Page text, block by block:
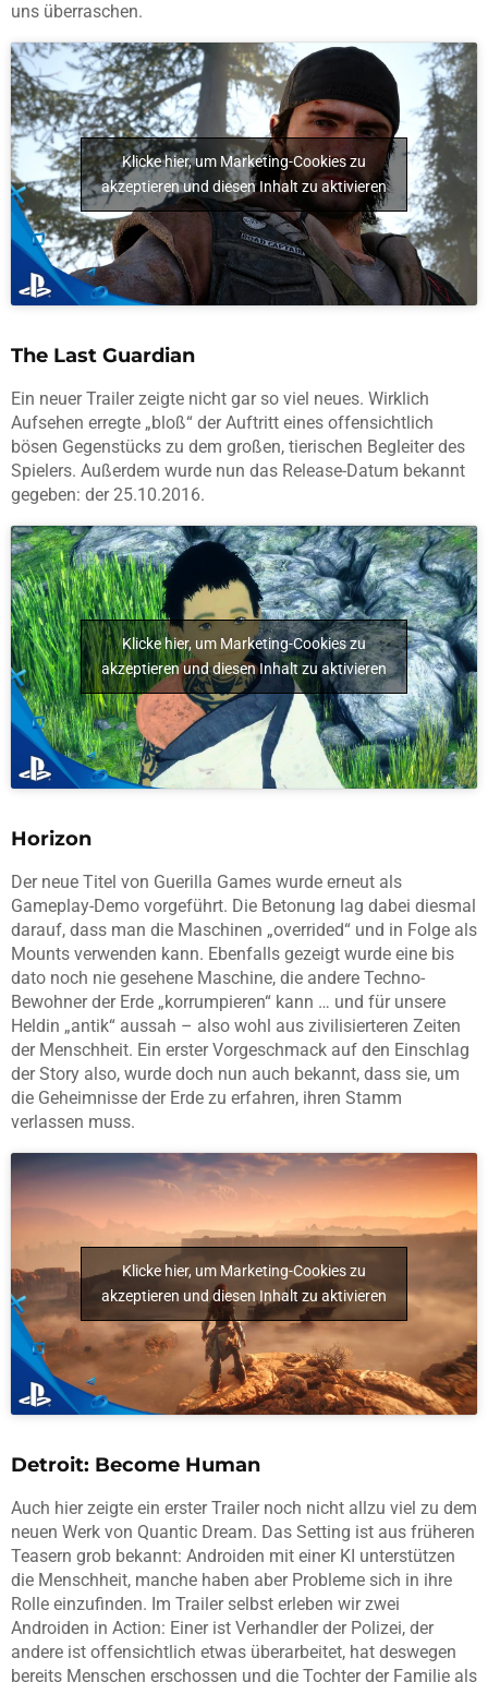
uns überraschen.
Klicke hier, um Marketing-Cookies zu
akzeptieren und diesen Inhalt zu aktivieren
The Last Guardian
Ein neuer Trailer zeigte nicht gar so viel neues. Wirklich
Aufsehen erregte „bloß“ der Auftritt eines offensichtlich
bösen Gegenstücks zu dem großen, tierischen Begleiter des
Spielers. Außerdem wurde nun das Release-Datum bekannt
gegeben: der 25.10.2016.
Klicke hier, um Marketing-Cookies zu
akzeptieren und diesen Inhalt zu aktivieren
Horizon
Der neue Titel von Guerilla Games wurde erneut als
Gameplay-Demo vorgeführt. Die Betonung lag dabei diesmal
darauf, dass man die Maschinen „overrided“ und in Folge als
Mounts verwenden kann. Ebenfalls gezeigt wurde eine bis
dato noch nie gesehene Maschine, die andere Techno-
Bewohner der Erde „korrumpieren“ kann … und für unsere
Heldin „antik“ aussah – also wohl aus zivilisierteren Zeiten
der Menschheit. Ein erster Vorgeschmack auf den Einschlag
der Story also, wurde doch nun auch bekannt, dass sie, um
die Geheimnisse der Erde zu erfahren, ihren Stamm
verlassen muss.
Klicke hier, um Marketing-Cookies zu
akzeptieren und diesen Inhalt zu aktivieren
Detroit: Become Human
Auch hier zeigte ein erster Trailer noch nicht allzu viel zu dem
neuen Werk von Quantic Dream. Das Setting ist aus früheren
Teasern grob bekannt: Androiden mit einer KI unterstützen
die Menschheit, manche haben aber Probleme sich in ihre
Rolle einzufinden. Im Trailer selbst erleben wir zwei
Androiden in Action: Einer ist Verhandler der Polizei, der
andere ist offensichtlich etwas überarbeitet, hat deswegen
bereits Menschen erschossen und die Tochter der Familie als